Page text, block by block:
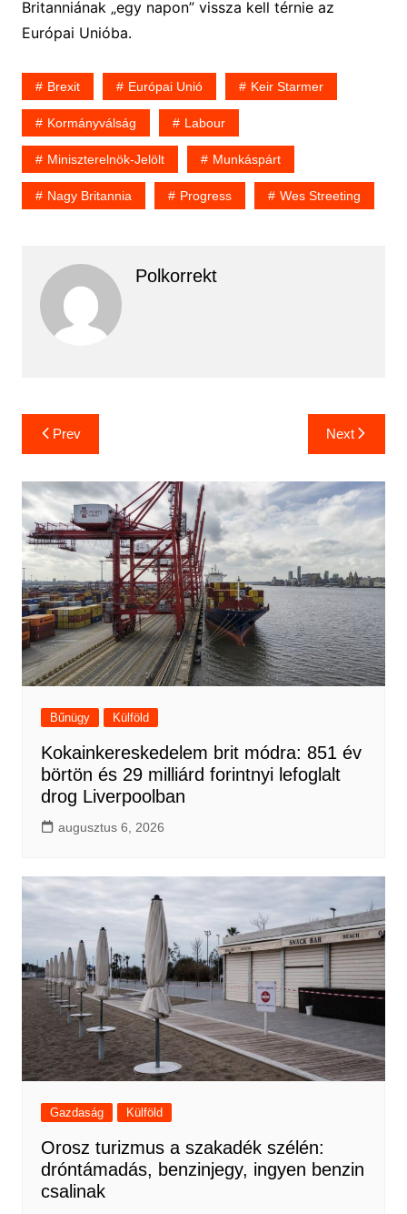
Britanniának „egy napon” vissza kell térnie az
Európai Unióba.
Brexit Európai Unió Keir Starmer
Kormányválság Labour
Miniszterelnök-Jelölt Munkáspárt
Nagy Britannia Progress Wes Streeting
Polkorrekt
Bejegyzés
navigáció
Prev Next
Bűnügy Külföld
Kokainkereskedelem brit módra: 851 év
börtön és 29 milliárd forintnyi lefoglalt
drog Liverpoolban
augusztus 6, 2026
Gazdaság Külföld
Orosz turizmus a szakadék szélén:
dróntámadás, benzinjegy, ingyen benzin
csalinak